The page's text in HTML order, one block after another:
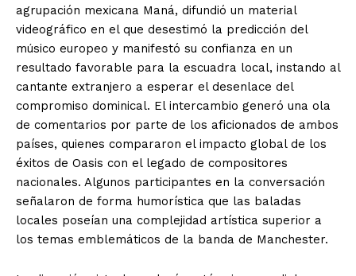
agrupación mexicana Maná, difundió un material
videográfico en el que desestimó la predicción del
músico europeo y manifestó su confianza en un
resultado favorable para la escuadra local, instando al
cantante extranjero a esperar el desenlace del
compromiso dominical. El intercambio generó una ola
de comentarios por parte de los aficionados de ambos
países, quienes compararon el impacto global de los
éxitos de Oasis con el legado de compositores
nacionales. Algunos participantes en la conversación
señalaron de forma humorística que las baladas
locales poseían una complejidad artística superior a
los temas emblemáticos de la banda de Manchester.